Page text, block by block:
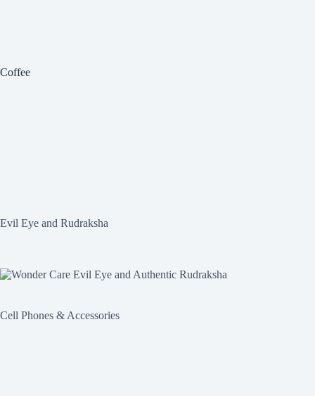
Coffee
Evil Eye and Rudraksha
Cell Phones & Accessories